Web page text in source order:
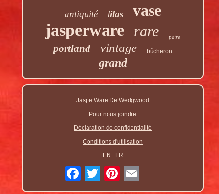
antiquité lilas vase
jasperware rare paire
portland vintage bûcheron
grand
Jaspe Ware De Wedgwood
Pour nous joindre
Déclaration de confidentialité
Conditions d'utilisation
EN
FR